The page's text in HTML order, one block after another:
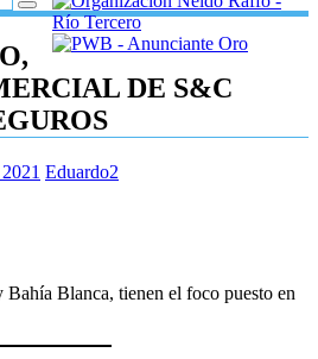
DE S&C
Eduardo2
Bahía Blanca, tienen el foco puesto en